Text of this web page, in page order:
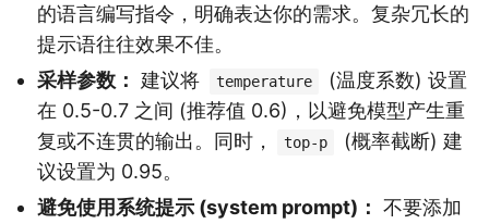
的语言编写指令，明确表达你的需求。复杂冗长的
提示语往往效果不佳。
采样参数： 建议将 temperature
(温度系数) 设置
在 0.5-0.7 之间 (推荐值 0.6)，以避免模型产生重
复或不连贯的输出。同时，
top-p
(概率截断) 建
议设置为 0.95。
避免使用系统提示 (system prompt)： 不要添加